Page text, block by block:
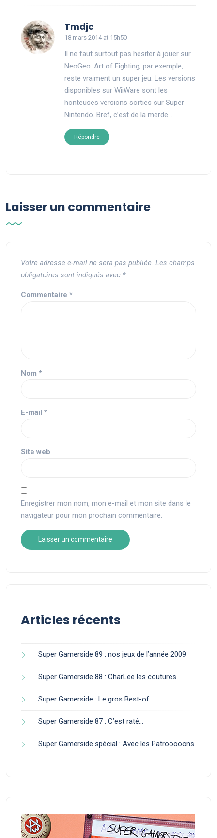
Tmdjcsays:
18 mars 2014 at 15h50
Il ne faut surtout pas hésiter à jouer sur
NeoGeo. Art of Fighting, par exemple,
reste vraiment un super jeu. Les versions
disponibles sur WiiWare sont les
honteuses versions sorties sur Super
Nintendo. Bref, c’est de la merde…
Répondre
Laisser un commentaire
Votre adresse e-mail ne sera pas publiée. Les champs
obligatoires sont indiqués avec *
Commentaire *
Nom *
E-mail *
Site web
Enregistrer mon nom, mon e-mail et mon site dans le
navigateur pour mon prochain commentaire.
Articles récents
Super Gamerside 89 : nos jeux de l’année 2009
Super Gamerside 88 : CharLee les coutures
Super Gamerside : Le gros Best-of
Super Gamerside 87 : C’est raté…
Super Gamerside spécial : Avec les Patrooooons